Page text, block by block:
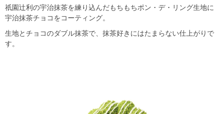
祇園辻利の宇治抹茶を練り込んだもちもちポン・デ・リング生地に
宇治抹茶チョコをコーティング。
生地とチョコのダブル抹茶で、抹茶好きにはたまらない仕上がりで
す。